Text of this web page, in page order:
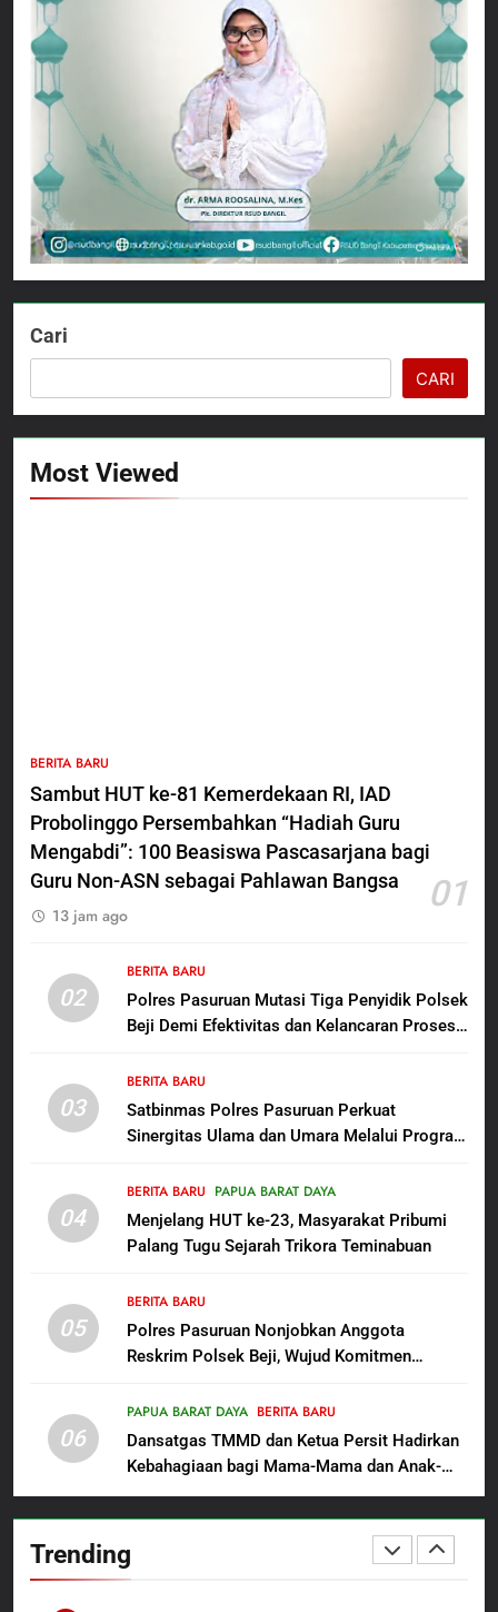
Cari
CARI
Most Viewed
BERITA BARU
Sambut HUT ke-81 Kemerdekaan RI, IAD
Probolinggo Persembahkan “Hadiah Guru
Mengabdi”: 100 Beasiswa Pascasarjana bagi
Guru Non-ASN sebagai Pahlawan Bangsa
01
13 jam ago
02
BERITA BARU
Polres Pasuruan Mutasi Tiga Penyidik Polsek
Beji Demi Efektivitas dan Kelancaran Proses
03
BERITA BARU
Satbinmas Polres Pasuruan Perkuat
Sinergitas Ulama dan Umara Melalui Program
04
BERITA BARU PAPUA BARAT DAYA
Menjelang HUT ke-23, Masyarakat Pribumi
05
BERITA BARU
Polres Pasuruan Nonjobkan Anggota
Reskrim Polsek Beji, Wujud Komitmen
Penganiayaan
06
PAPUA BARAT DAYA BERITA BARU
Dansatgas TMMD dan Ketua Persit Hadirkan
Kebahagiaan bagi Mama-Mama dan Anak-
Anak Kampung Sesor
Trending
Anggota Reskrim Polsek Beji,
Wujud Komitmen Transparansi
Penanganan Dugaan
Penganiayaan
BERITA BARU
6
bagi Mama-Mama dan Anak-
Anak Kampung Sesor
BERITA BARU
Raya: Proses Seleksi Sekda
Kabupaten Sorong Tidak Sah
dan Melanggar Aturan
BERITA BARU KABUPATEN SORONG
Polres Pasuruan Beri Klarifikasi
Meninggalnya Korban Diduga
Usut Tuntas dan Transparan
1
Sambut HUT ke-81
Probolinggo Persembahkan
“Hadiah Guru Mengabdi”: 100
Beasiswa Pascasarjana bagi
Guru Non-ASN sebagai
Pahlawan Bangsa
BERITA BARU
Penyidik Polsek Beji Demi
Efektivitas dan Kelancaran